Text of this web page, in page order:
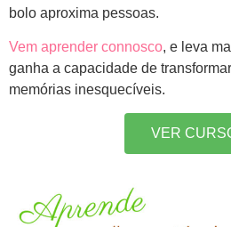
bolo aproxima pessoas.
Vem aprender connosco, e leva
ganha a capacidade de
memórias inesquecíveis.
VER